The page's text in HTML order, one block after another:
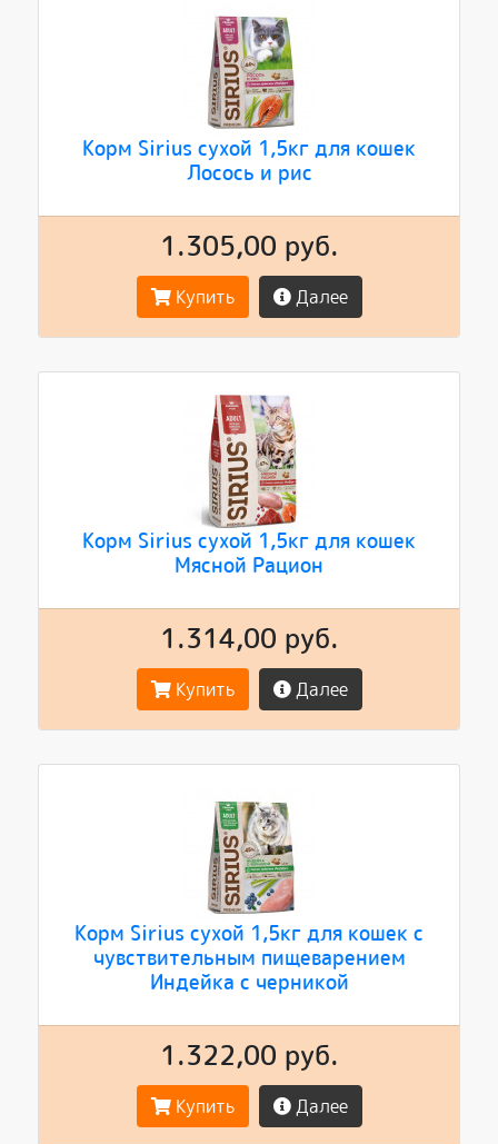
Корм Sirius сухой 1,5кг для кошек
Лосось и рис
1.305,00 руб.
Купить Далее
Корм Sirius сухой 1,5кг для кошек
Мясной Рацион
1.314,00 руб.
Купить Далее
Корм Sirius сухой 1,5кг для кошек с
чувствительным пищеварением
Индейка с черникой
1.322,00 руб.
Купить Далее